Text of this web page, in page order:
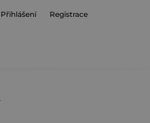
Přihlášení Registrace